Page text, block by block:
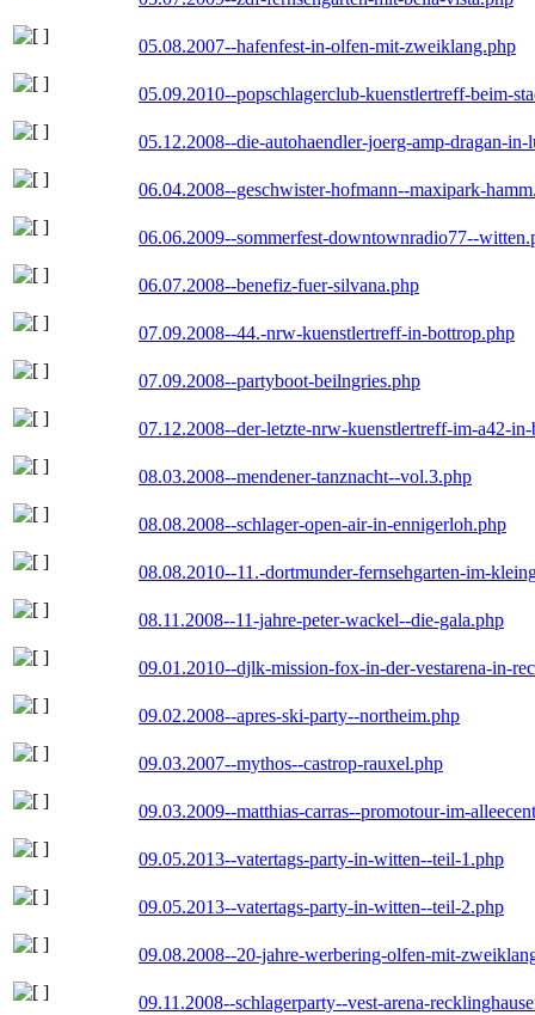
05.08.2007--hafenfest-in-olfen-mit-zweiklang.php
05.09.2010--popschlagerclub-kuenstlertreff-beim-
05.12.2008--die-autohaendler-joerg-amp-dragan-in-
06.04.2008--geschwister-hofmann--maxipark-
06.06.2009--sommerfest-downtownradio77--
06.07.2008--benefiz-fuer-silvana.php
07.09.2008--44.-nrw-kuenstlertreff-in-bottrop.php
07.09.2008--partyboot-beilngries.php
07.12.2008--der-letzte-nrw-kuenstlertreff-im-a42-
08.03.2008--mendener-tanznacht--vol.3.php
08.08.2008--schlager-open-air-in-ennigerloh.php
08.08.2010--11.-dortmunder-fernsehgarten-im-
08.11.2008--11-jahre-peter-wackel--die-gala.php
09.01.2010--djlk-mission-fox-in-der-vestarena-in-
09.02.2008--apres-ski-party--northeim.php
09.03.2007--mythos--castrop-rauxel.php
09.03.2009--matthias-carras--promotour-im-
09.05.2013--vatertags-party-in-witten--teil-1.php
09.05.2013--vatertags-party-in-witten--teil-2.php
09.08.2008--20-jahre-werbering-olfen-mit-
09.11.2008--schlagerparty--vest-arena-